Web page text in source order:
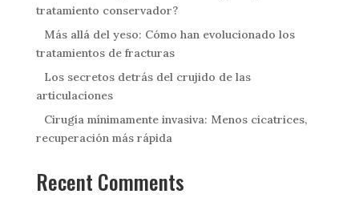
tratamiento conservador?
Más allá del yeso: Cómo han evolucionado los
tratamientos de fracturas
Los secretos detrás del crujido de las
articulaciones
Cirugía mínimamente invasiva: Menos cicatrices,
recuperación más rápida
Recent Comments